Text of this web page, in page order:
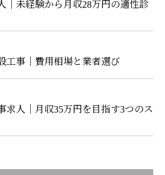
｜未経験から月収28万円の適性診
工事｜費用相場と業者選び
求人｜月収35万円を目指す3つのス